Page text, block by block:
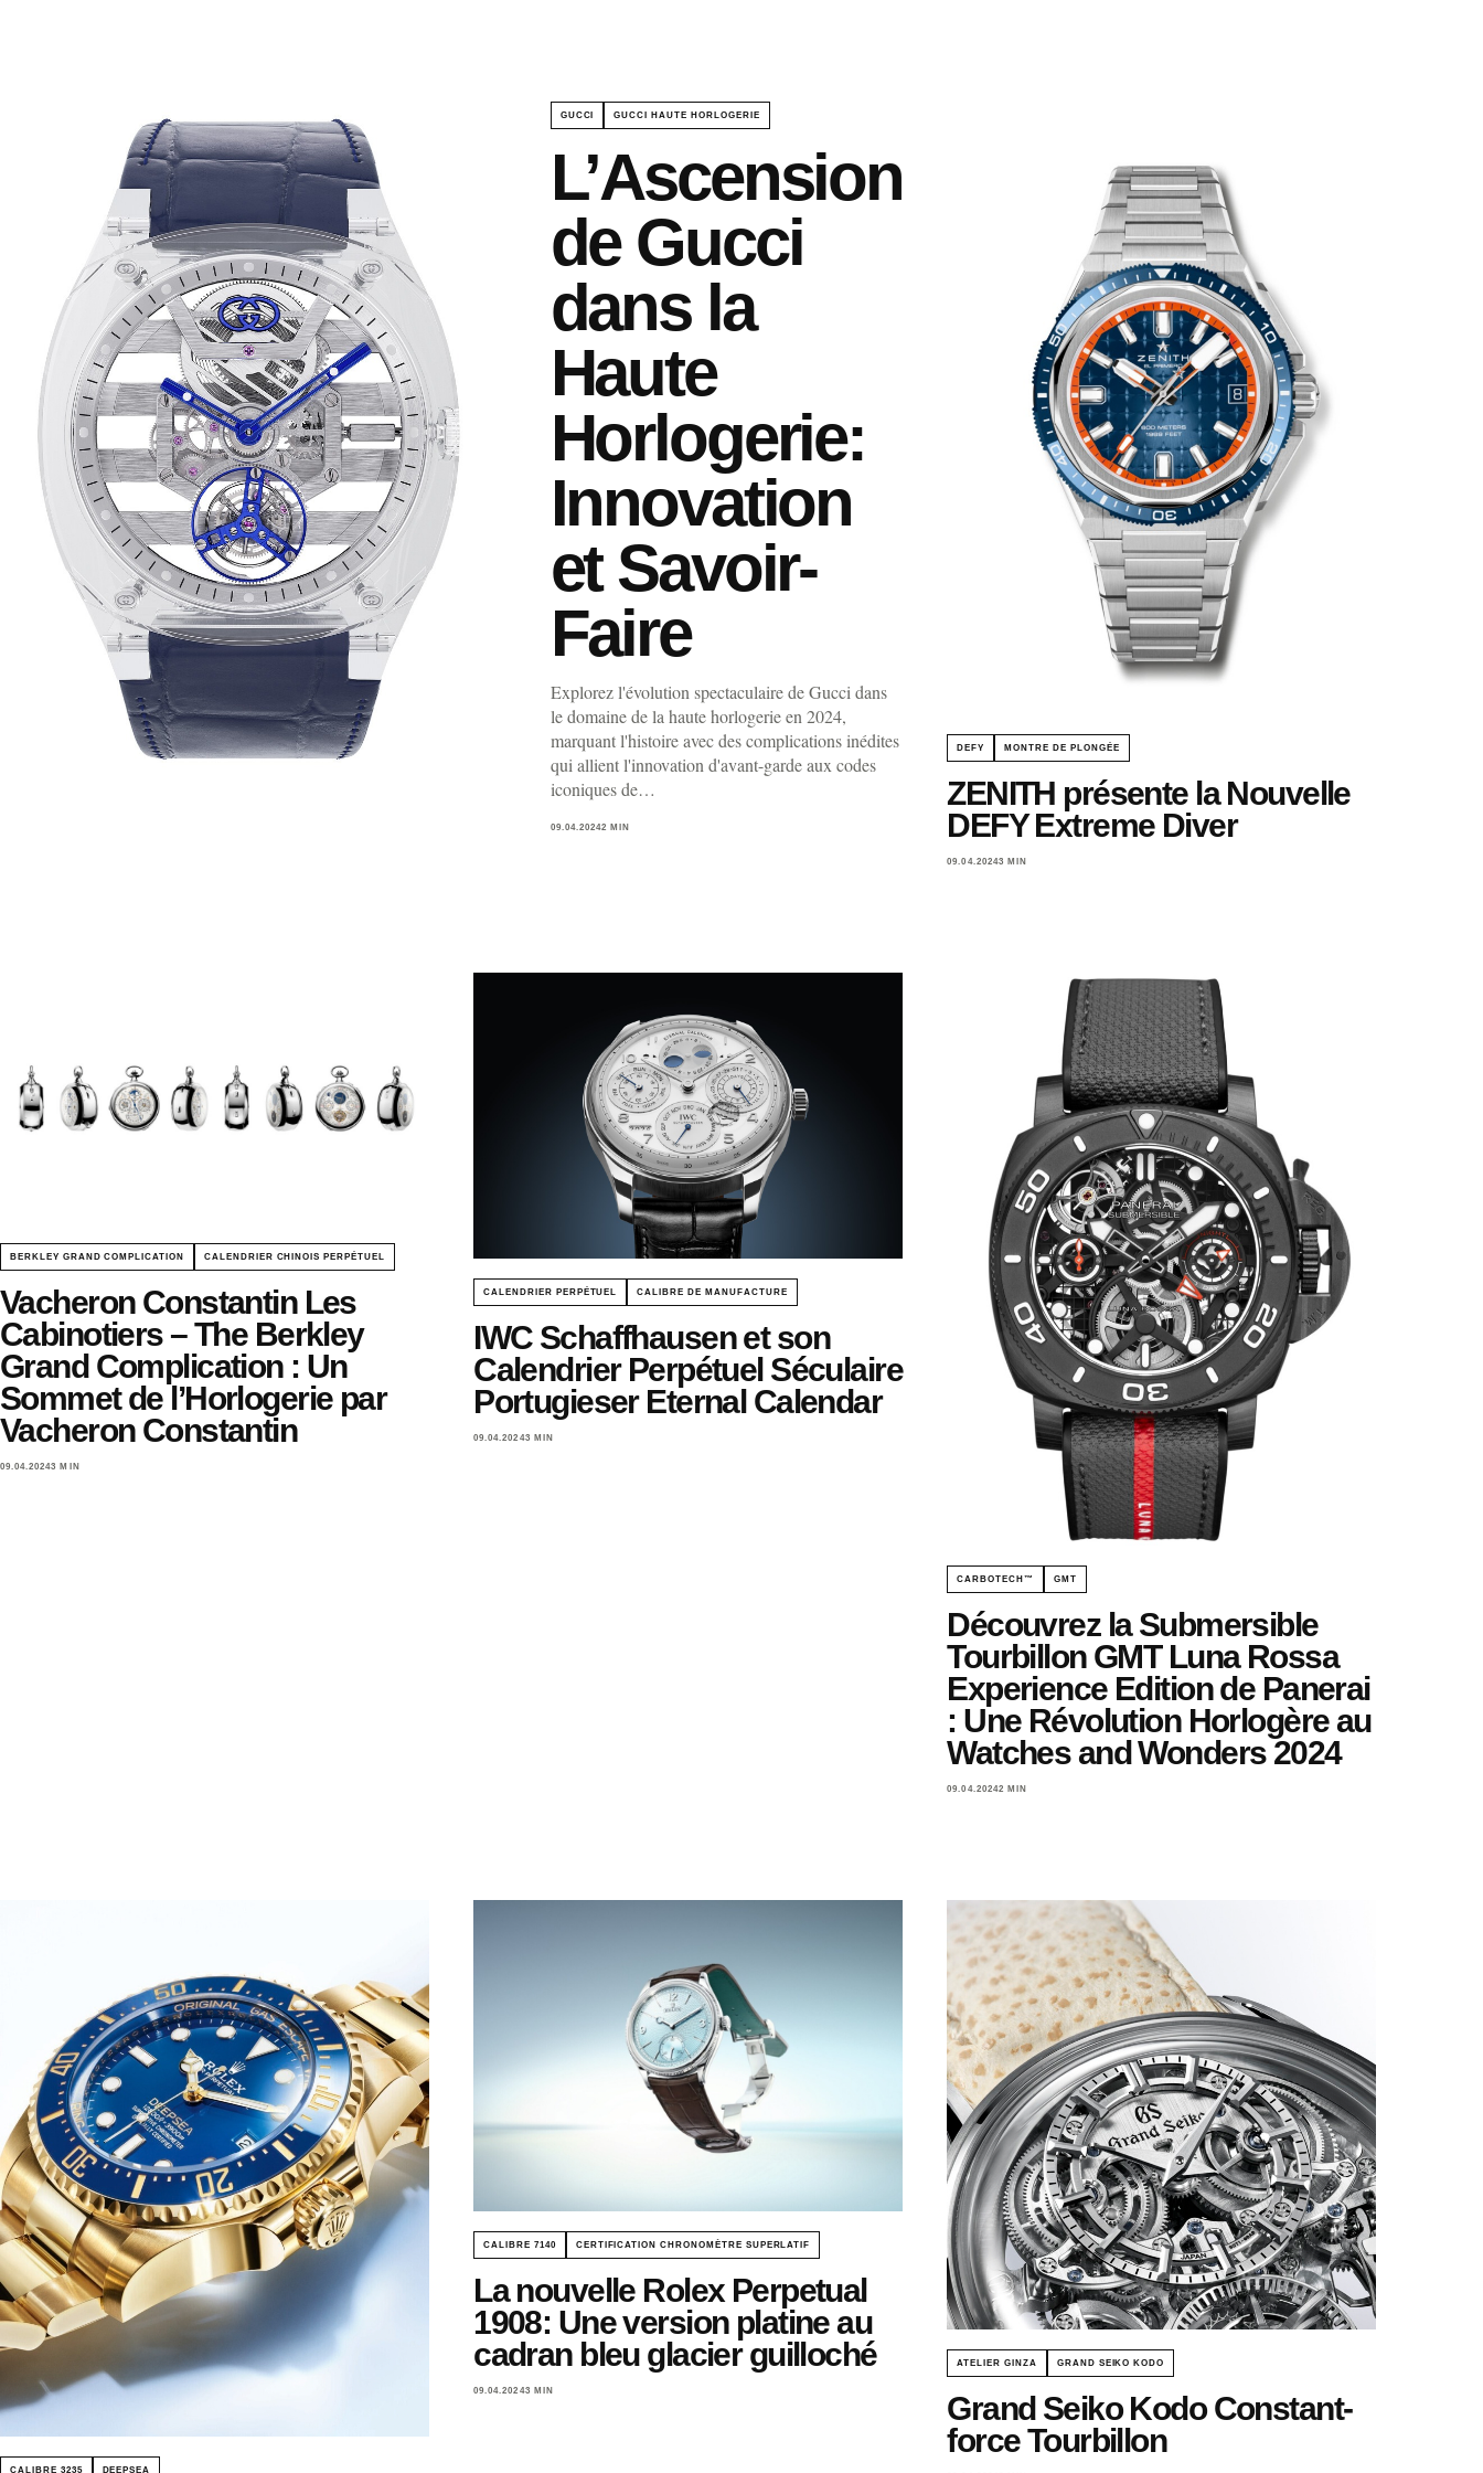
GUCCI GUCCI HAUTE HORLOGERIE
L’Ascension
de Gucci
dans la
Haute
Horlogerie:
Innovation
et Savoir-
Faire
Explorez l'évolution spectaculaire de Gucci dans
le domaine de la haute horlogerie en 2024,
marquant l'histoire avec des complications inédites
qui allient l'innovation d'avant-garde aux codes
iconiques de…
09.04.20242 MIN
DEFY MONTRE DE PLONGÉE
ZENITH présente la Nouvelle
DEFY Extreme Diver
09.04.20243 MIN
BERKLEY GRAND COMPLICATION CALENDRIER CHINOIS PERPÉTUEL
Vacheron Constantin Les
Cabinotiers – The Berkley
Grand Complication : Un
Sommet de l’Horlogerie par
Vacheron Constantin
09.04.20243 MIN
CALENDRIER PERPÉTUEL CALIBRE DE MANUFACTURE
IWC Schaffhausen et son
Calendrier Perpétuel Séculaire
Portugieser Eternal Calendar
09.04.20243 MIN
CARBOTECH™ GMT
Découvrez la Submersible
Tourbillon GMT Luna Rossa
Experience Edition de Panerai
: Une Révolution Horlogère au
Watches and Wonders 2024
09.04.20242 MIN
CALIBRE 3235 DEEPSEA
CALIBRE 7140 CERTIFICATION CHRONOMÈTRE SUPERLATIF
La nouvelle Rolex Perpetual
1908: Une version platine au
cadran bleu glacier guilloché
09.04.20243 MIN
ATELIER GINZA GRAND SEIKO KODO
Grand Seiko Kodo Constant-
force Tourbillon